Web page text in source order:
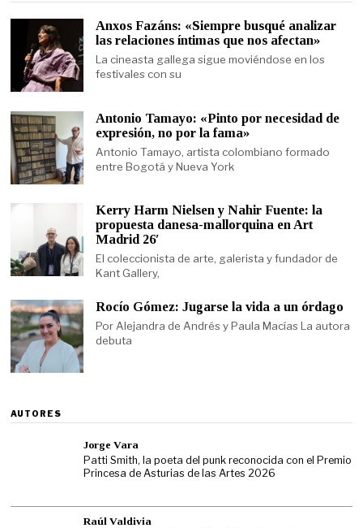
Anxos Fazáns: «Siempre busqué analizar
las relaciones íntimas que nos afectan»
La cineasta gallega sigue moviéndose en los
festivales con su
Antonio Tamayo: «Pinto por necesidad de
expresión, no por la fama»
Antonio Tamayo, artista colombiano formado
entre Bogotá y Nueva York
Kerry Harm Nielsen y Nahir Fuente: la
propuesta danesa-mallorquina en Art
Madrid 26′
El coleccionista de arte, galerista y fundador de
Kant Gallery,
Rocío Gómez: Jugarse la vida a un órdago
Por Alejandra de Andrés y Paula Macías La autora
debuta
AUTORES
Jorge Vara
Patti Smith, la poeta del punk reconocida con el Premio
Princesa de Asturias de las Artes 2026
Raúl Valdivia